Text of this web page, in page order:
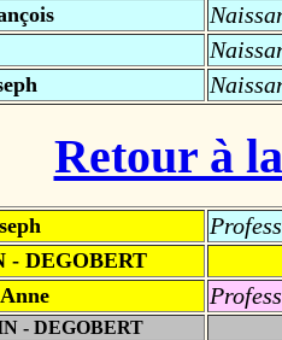
Retour à
- DEGOBERT
- DEGOBERT